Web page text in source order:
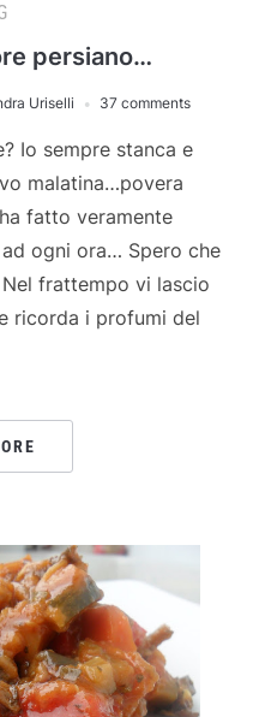
persiano…
Uriselli 37 comments
Io sempre stanca e
malatina…povera
fatto veramente
ogni ora… Spero che
frattempo vi lascio
ricorda i profumi del